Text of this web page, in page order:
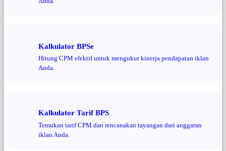
Kalkulator BPSe
Hitung CPM efektif untuk mengukur kinerja pendapatan iklan
Anda.
Kalkulator Tarif BPS
Temukan tarif CPM dan rencanakan tayangan dari anggaran
iklan Anda.